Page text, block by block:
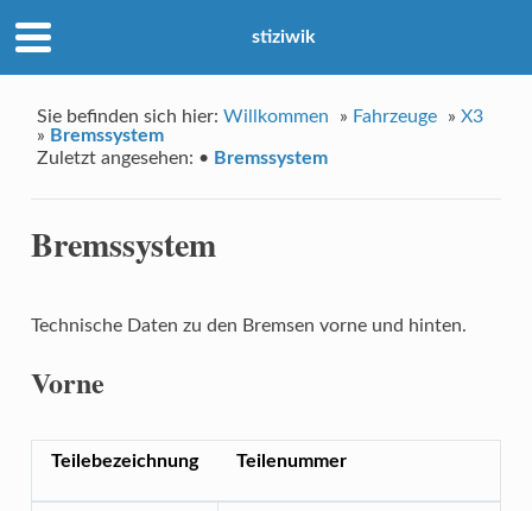
stiziwik
Sie befinden sich hier:Willkommen » Fahrzeuge »X3
» Bremssystem
Zuletzt angesehen: • Bremssystem
Bremssystem
Technische Daten zu den Bremsen vorne und hinten.
Vorne
Teilebezeichnung Teilenummer